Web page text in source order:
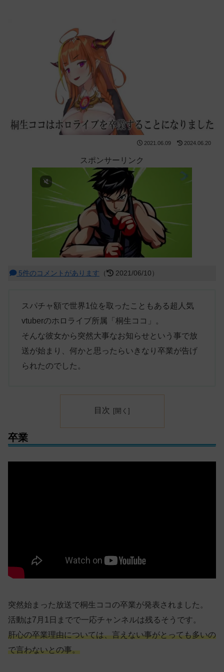
2021.06.09 2024.06.20
スポンサーリンク
5件のコメントがあります （ 2021/06/10）
スパチャ額で世界1位を取ったこともある超人気
vtuberのホロライブ所属「桐生ココ」。
そんな彼女から突然大事なお知らせという事で放
送が始まり、何かと思ったらいきなり卒業が告げ
られたのでした。
目次
卒業
突然始まった放送で桐生ココの卒業が発表されました。
活動は7月1日までで一応チャンネルは残るそうです。
肝心の卒業理由については、言えない事がとっても多いの
で言わないとの事。